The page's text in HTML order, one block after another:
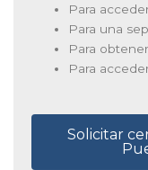
Para
Para una
Para
Para
Solicitar